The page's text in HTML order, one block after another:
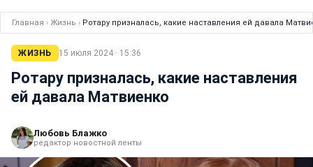
Главная › Жизнь › Ротару призналась, какие наставления ей давала
ЖИЗНЬ 15 июля 2024 · 15:36
Ротару призналась, какие наставления
ей давала Матвиенко
Любовь Блажко
редактор новостной ленты